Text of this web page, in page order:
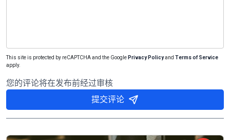
This site is protected by reCAPTCHA and the Google Privacy Policyand Terms of Service
apply.
您的评论将在发布前经过审核
提交评论